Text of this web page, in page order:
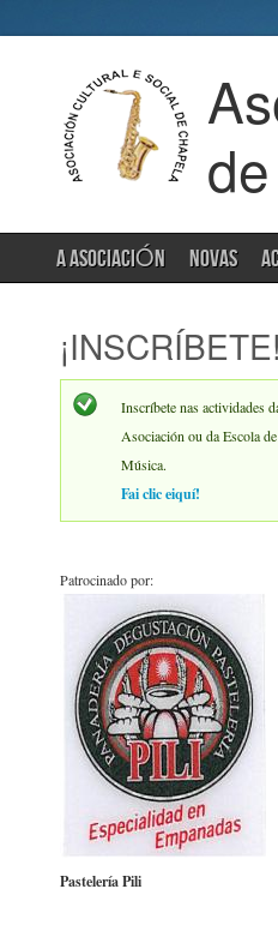
A ASOCIACIÓN NOVAS
¡INSCRÍBETE!
Inscríbete nas actividades
Asociación ou da Escola de
Música.
Fai clic eiquí!
Patrocinado por:
Pastelería Pili